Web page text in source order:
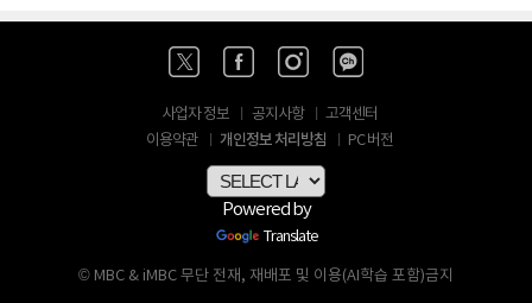
사업자 정보 공지사항
고객센터
이용약관
개인정보 처리방침 PC 버전
Powered by
Translate
© MBC & iMBC 무단 전재, 재배포 및 이용(AI학습 포함)금지